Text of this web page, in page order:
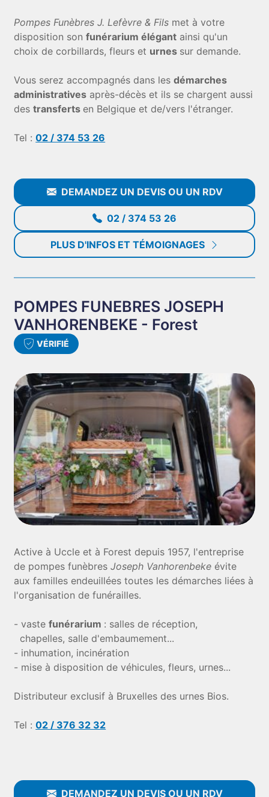
Pompes Funèbres J. Lefèvre & Fils met à votre
disposition sonfunérarium élégant ainsi qu'un
choix de corbillards, fleurs et urnes sur demande.
Vous serez accompagnés dans lesdémarches
administratives après-décès et ils se chargent aussi
destransferts en Belgique et de/vers l'étranger.
Tel :02 / 374 53 26
DEMANDEZ UN DEVIS OU UN RDV
02 / 374 53 26
PLUS D'INFOS ET TÉMOIGNAGES
POMPES FUNEBRES JOSEPH
VANHORENBEKE - Forest
VÉRIFIÉ
Active à Uccle et à Forest depuis 1957, l'entreprise
de pompes funèbresJoseph Vanhorenbeke évite
aux familles endeuillées toutes les démarches liées à
l'organisation de funérailles.
- vastefunérarium : salles de réception,
chapelles, salle d'embaumement...
- inhumation, incinération
- mise à disposition de véhicules, fleurs, urnes...
Distributeur exclusif à Bruxelles des urnes Bios.
Tel :02 / 376 32 32
DEMANDEZ UN DEVIS OU UN RDV